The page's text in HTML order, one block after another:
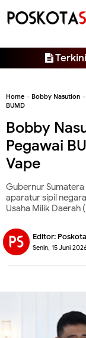
Terkini
Home » Bobby Nasution »
BUMD
Bobby
Pegawai
Vape
Gubernur
aparatur sipil
Usaha Milik Daerah
Editor:
Senin, 15 Juni